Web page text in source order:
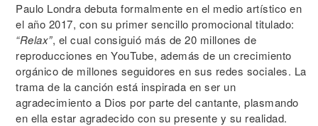
Paulo Londra debuta formalmente en el medio artístico en
el año 2017, con su primer sencillo promocional titulado:
“Relax”, el cual consiguió más de 20 millones de
reproducciones en YouTube, además de un crecimiento
orgánico de millones seguidores en sus redes sociales. La
trama de la canción está inspirada en ser un
agradecimiento a Dios por parte del cantante, plasmando
en ella estar agradecido con su presente y su realidad.